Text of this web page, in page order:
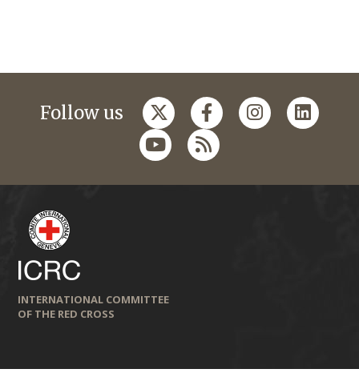
Follow us
INTERNATIONAL COMMITTEE
OF THE RED CROSS